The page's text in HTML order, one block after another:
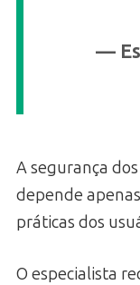
—
A segurança dos
depende
práticas dos
O especialista